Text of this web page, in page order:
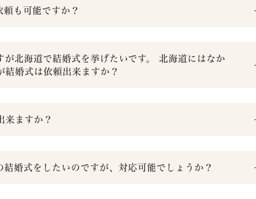
頼も可能ですか？
が北海道で結婚式を挙げたいです。 北海道にはなか
結婚式は依頼出来ますか？
来ますか？
結婚式をしたいのですが、対応可能でしょうか？